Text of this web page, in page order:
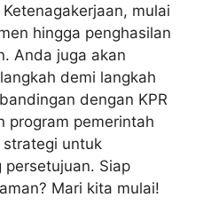
mulai
hingga penghasilan
Anda juga akan
demi langkah
dengan KPR
program pemerintah
untuk
persetujuan. Siap
Mari kita mulai!